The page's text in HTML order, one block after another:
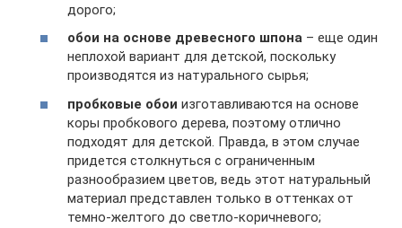
дорого;
обои на основе древесного шпона – еще один
неплохой вариант для детской, поскольку
производятся из натурального сырья;
пробковые обои изготавливаются на основе
коры пробкового дерева, поэтому отлично
подходят для детской. Правда, в этом случае
придется столкнуться с ограниченным
разнообразием цветов, ведь этот натуральный
материал представлен только в оттенках от
темно-желтого до светло-коричневого;